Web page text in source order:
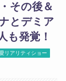
その後＆
とデミア
も発覚！
リアリティショー